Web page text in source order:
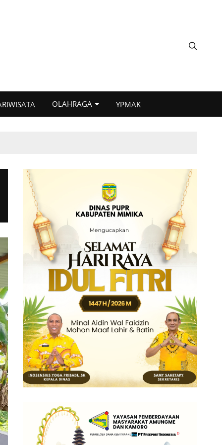
OLAHRAGA YPMAK